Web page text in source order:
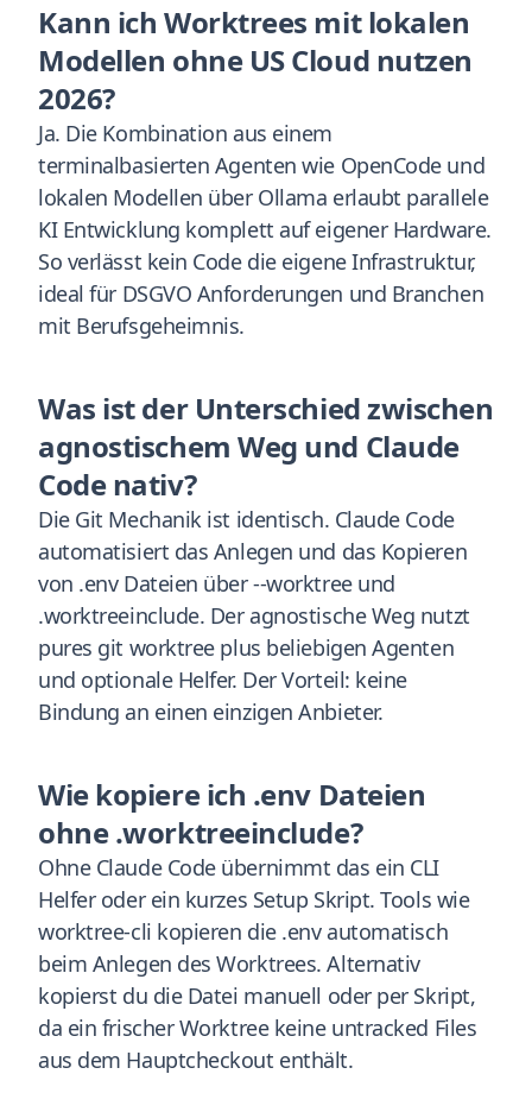
Kann ich Worktrees mit lokalen
Modellen ohne US Cloud nutzen
2026?
Ja. Die Kombination aus einem
terminalbasierten Agenten wie OpenCode und
lokalen Modellen über Ollama erlaubt parallele
KI Entwicklung komplett auf eigener Hardware.
So verlässt kein Code die eigene Infrastruktur,
ideal für DSGVO Anforderungen und Branchen
mit Berufsgeheimnis.
Was ist der Unterschied zwischen
agnostischem Weg und Claude
Code nativ?
Die Git Mechanik ist identisch. Claude Code
automatisiert das Anlegen und das Kopieren
von .env Dateien über --worktree und
.worktreeinclude. Der agnostische Weg nutzt
pures git worktree plus beliebigen Agenten
und optionale Helfer. Der Vorteil: keine
Bindung an einen einzigen Anbieter.
Wie kopiere ich .env Dateien
ohne .worktreeinclude?
Ohne Claude Code übernimmt das ein CLI
Helfer oder ein kurzes Setup Skript. Tools wie
worktree-cli kopieren die .env automatisch
beim Anlegen des Worktrees. Alternativ
kopierst du die Datei manuell oder per Skript,
da ein frischer Worktree keine untracked Files
aus dem Hauptcheckout enthält.